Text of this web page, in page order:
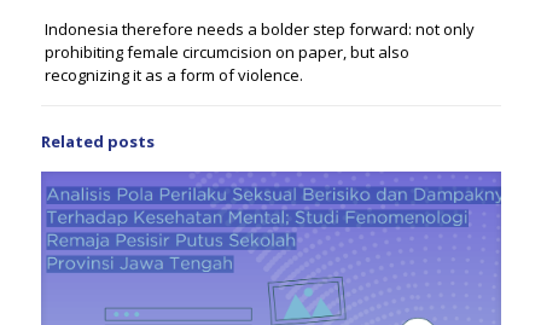
Indonesia therefore needs a bolder step forward: not only
prohibiting female circumcision on paper, but also
recognizing it as a form of violence.
Related posts